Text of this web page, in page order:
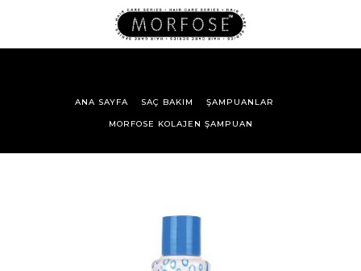
ANA SAYFA SAÇ BAKIM ŞAMPUANLAR
MORFOSE KOLAJEN ŞAMPUAN